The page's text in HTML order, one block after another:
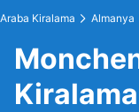
Araba Kiralama Almanya
Kiralama